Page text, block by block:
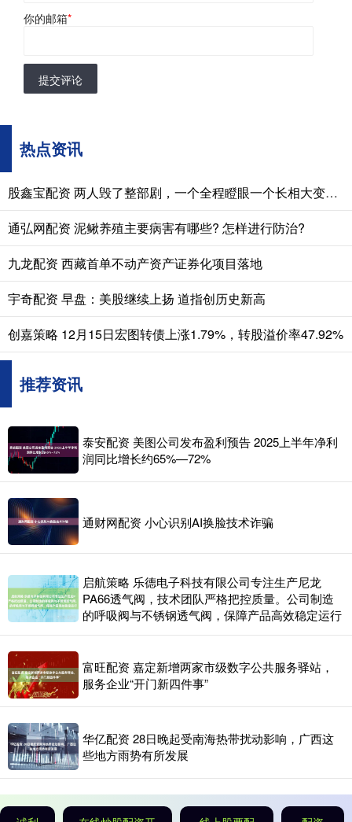
你的邮箱*
提交评论
热点资讯
股鑫宝配资 两人毁了整部剧，一个全程瞪眼一个长相大变，难怪网友弃剧一片
通弘网配资 泥鳅养殖主要病害有哪些? 怎样进行防治?
九龙配资 西藏首单不动产资产证券化项目落地
宇奇配资 早盘：美股继续上扬 道指创历史新高
创嘉策略 12月15日宏图转债上涨1.79%，转股溢价率47.92%
推荐资讯
泰安配资 美图公司发布盈利预告 2025上半年净利
润同比增长约65%—72%
通财网配资 小心识别AI换脸技术诈骗
启航策略 乐德电子科技有限公司专注生产尼龙
PA66透气阀，技术团队严格把控质量。公司制造
的呼吸阀与不锈钢透气阀，保障产品高效稳定运行
富旺配资 嘉定新增两家市级数字公共服务驿站，
服务企业“开门新四件事”
华亿配资 28日晚起受南海热带扰动影响，广西这
些地方雨势有所发展